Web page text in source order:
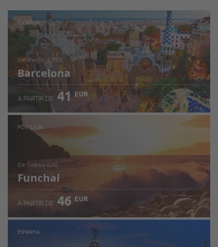
ESPANHA
de: Porto (OPO)
Barcelona
Ver detalhes
A PARTIR DE 41 EUR
PORTUGAL
de: Lisboa (LIS)
Funchal
Ver detalhes
A PARTIR DE 46 EUR
ESPANHA